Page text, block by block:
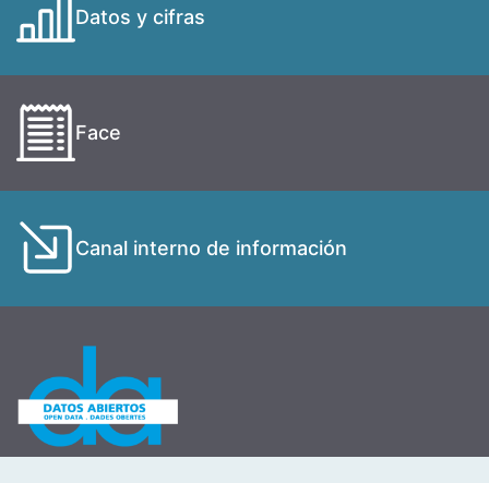
Datos y cifras
Face
Canal interno de información